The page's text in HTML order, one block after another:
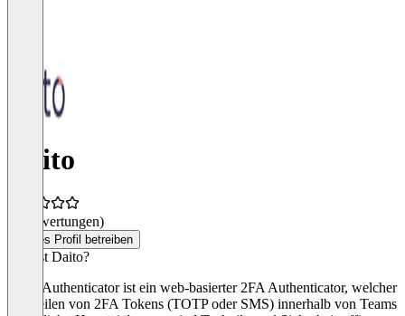
Daito
(0 Bewertungen)
Dieses Profil betreiben
Was ist Daito?
Daito Authenticator ist ein web-basierter 2FA Authenticator, welcher
das Teilen von 2FA Tokens (TOTP oder SMS) innerhalb von Teams